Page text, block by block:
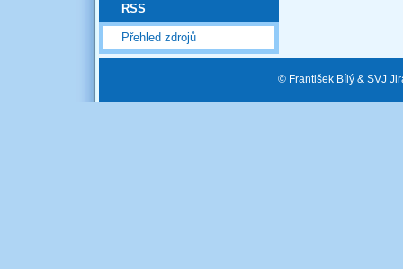
RSS
Přehled zdrojů
© František Bílý & SVJ